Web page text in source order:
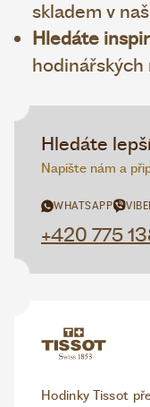
skladem v
Hledáte
Hledáte
Napište nám a
WHATSAPP
+420 775
Hodinky Tissot